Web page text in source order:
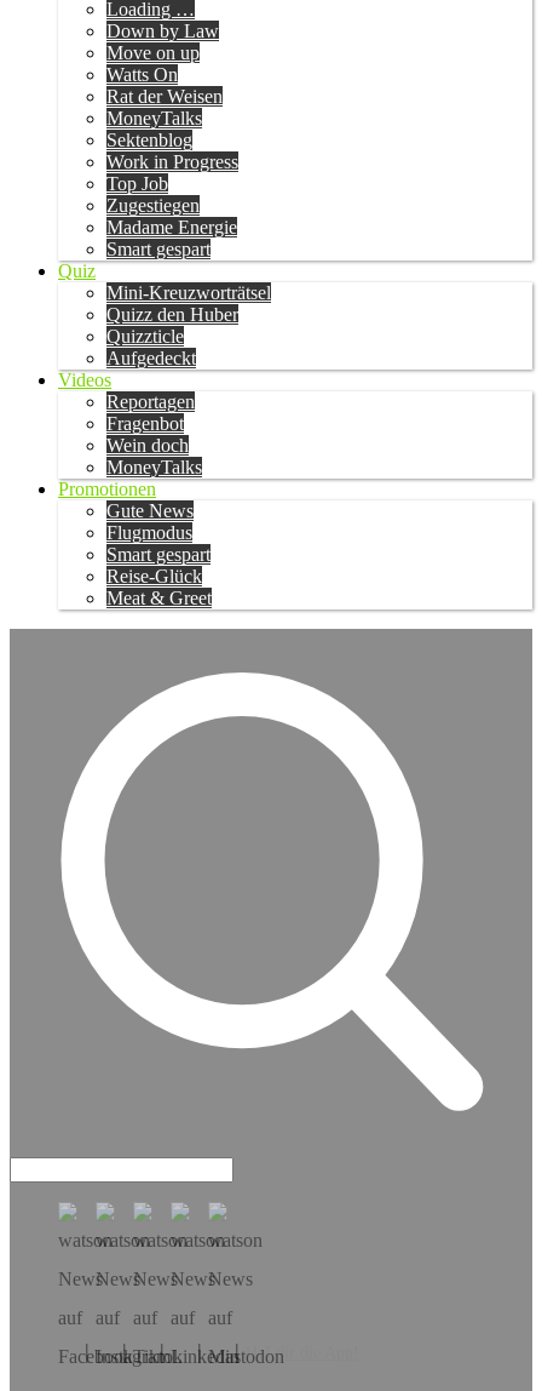
Loading …
Down by Law
Move on up
Watts On
Rat der Weisen
MoneyTalks
Sektenblog
Work in Progress
Top Job
Zugestiegen
Madame Energie
Smart gespart
Quiz
Mini-Kreuzworträtsel
Quizz den Huber
Quizzticle
Aufgedeckt
Videos
Reportagen
Fragenbot
Wein doch
MoneyTalks
Promotionen
Gute News
Flugmodus
Smart gespart
Reise-Glück
Meat & Greet
Hol dir die App!